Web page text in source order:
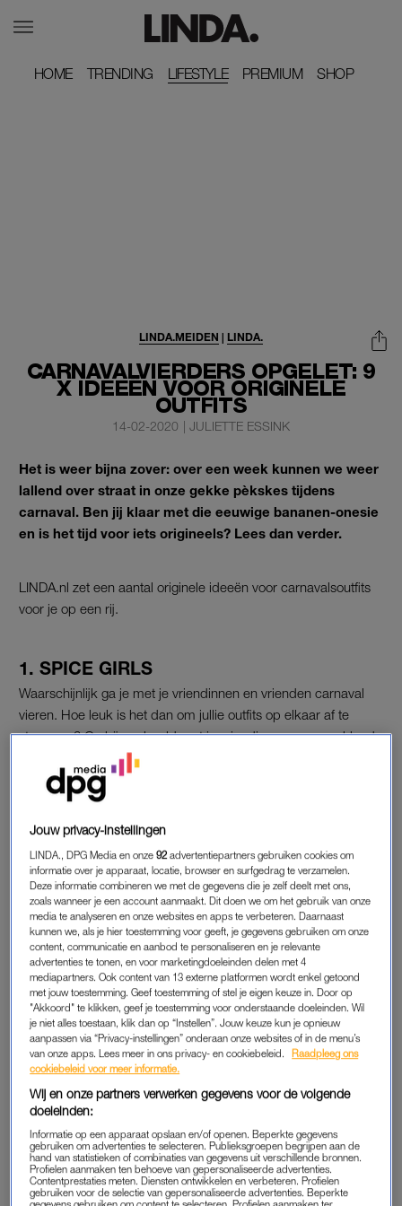
HOME
HOME TRENDING
TRENDING LIFESTYLE PREMIUM
PREMIUM SHOP
SHOP
CARNAVALVIERDERS OPGELET: 9
X IDEEËN VOOR ORIGINELE
OUTFITS
LINDA.MEIDEN | LINDA.
14-02-2020 | JULIETTE ESSINK
Het is weer bijna zover: over een week kunnen we weer
lallend over straat in onze gekke pèkskes tijdens
carnaval. Ben jij klaar met die eeuwige bananen-onesie
en is het tijd voor iets origineels? Lees dan verder.
LINDA.nl zet een aantal originele ideeën voor carnavalsoutfits
voor je op een rij.
1. SPICE GIRLS
Waarschijnlijk ga je met je vriendinnen en vrienden carnaval
vieren. Hoe leuk is het dan om jullie outfits op elkaar af te
stemmen? Ga bijvoorbeeld met je vriendinnengroep verkleed
als de ‘Spice Girls’. Sjans verzekerd. Een foto uit de oude
doos om je op weg te helpen:
2. HEKS
Heb je zin om helemaal los te gaan met de make-up? Bekijk
dan vooral bovenstaande video. Make-up artist Sarah laat je
zien hoe je jezelf omtovert tot heks. Maar daar moet je wel
even geduld voor hebben, je bent niet in een halfuurtje klaar.
Een leuke heksenjurk en appel erbij en voilà!
Jouw privacy-instellingen
LINDA., DPG Media en onze92 advertentiepartners gebruiken cookies om
informatie over je apparaat, locatie, browser en surfgedrag te verzamelen.
Deze informatie combineren we met de gegevens die je zelf deelt met ons,
zoals wanneer je een account aanmaakt. Dit doen we om het gebruik van onze
media te analyseren en onze websites en apps te verbeteren. Daarnaast
kunnen we, als je hier toestemming voor geeft, je gegevens gebruiken om onze
content, communicatie en aanbod te personaliseren en je relevante
advertenties te tonen, en voor marketingdoeleinden delen met 4
mediapartners. Ook content van 13 externe platformen wordt enkel getoond
met jouw toestemming. Geef toestemming of stel je eigen keuze in. Door op
"Akkoord" te klikken, geef je toestemming voor onderstaande doeleinden. Wil
je niet alles toestaan, klik dan op “Instellen”. Jouw keuze kun je opnieuw
aanpassen via “Privacy-instellingen” onderaan onze websites of in de menu’s
van onze apps. Lees meer in ons privacy- en cookiebeleid.
Raadpleeg ons
cookiebeleid voor meer informatie.
Wij en onze partners verwerken gegevens voor de volgende
doeleinden:
Informatie op een apparaat opslaan en/of openen. Beperkte gegevens
gebruiken om advertenties te selecteren. Publieksgroepen begrijpen aan de
hand van statistieken of combinaties van gegevens uit verschillende bronnen.
Profielen aanmaken ten behoeve van gepersonaliseerde advertenties.
Contentprestaties meten. Diensten ontwikkelen en verbeteren. Profielen
gebruiken voor de selectie van gepersonaliseerde advertenties. Beperkte